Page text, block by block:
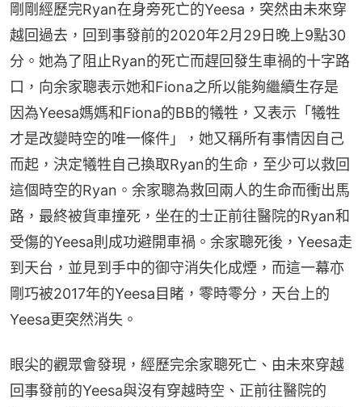
剛剛經歷完Ryan在身旁死亡的Yeesa，突然由未來穿
越回過去，回到事發前的2020年2月29日晚上9點30
分。她為了阻止Ryan的死亡而趕回發生車禍的十字路
口，向余家聰表示她和Fiona之所以能夠繼續生存是
因為Yeesa媽媽和Fiona的BB的犧牲，又表示「犧牲
才是改變時空的唯一條件」，她又稱所有事情因自己
而起，決定犧牲自己換取Ryan的生命，至少可以救回
這個時空的Ryan。余家聰為救回兩人的生命而衝出馬
路，最終被貨車撞死，坐在的士正前往醫院的Ryan和
受傷的Yeesa則成功避開車禍。余家聰死後，Yeesa走
到天台，並見到手中的御守消失化成煙，而這一幕亦
剛巧被2017年的Yeesa目睹，零時零分，天台上的
Yeesa更突然消失。
眼尖的觀眾會發現，經歷完余家聰死亡、由未來穿越
回事發前的Yeesa與沒有穿越時空、正前往醫院的